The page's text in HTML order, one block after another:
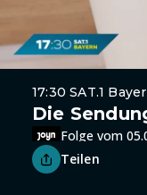
17:30 SAT.1
Die
Folge vom
Teilen